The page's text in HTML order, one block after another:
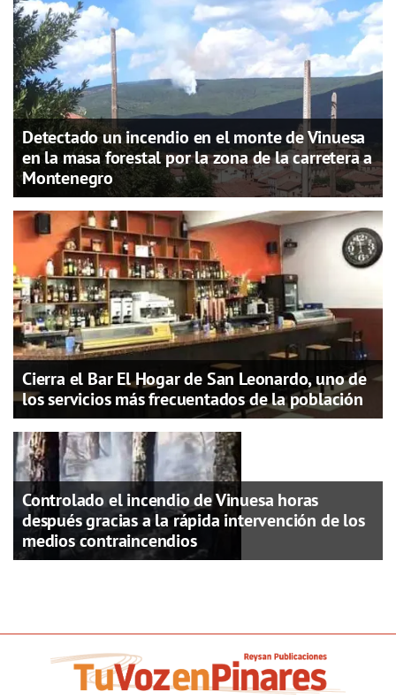
Detectado un incendio en el monte de Vinuesa
en la masa forestal por la zona de la carretera a
Montenegro
Cierra el Bar El Hogar de San Leonardo, uno de
los servicios más frecuentados de la población
Controlado el incendio de Vinuesa horas
después gracias a la rápida intervención de los
medios contraincendios